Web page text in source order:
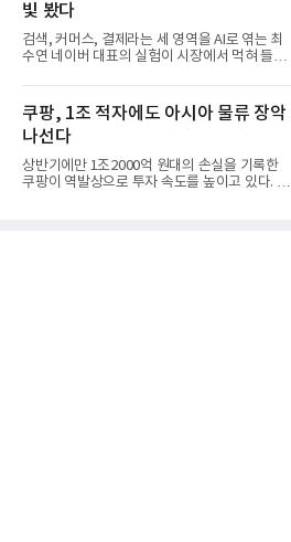
빛 봤다
검색, 커머스, 결제라는 세 영역을 AI로 엮는 최
수연 네이버 대표의 실험이 시장에서 먹혀 들어
쿠팡, 1조 적자에도 아시아 물류 장악
나선다
상반기에만 1조2000억 원대의 손실을 기록한
쿠팡이 역발상으로 투자 속도를 높이고 있다. 이